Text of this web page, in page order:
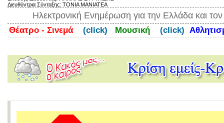
Διευθύντρια Σύνταξης: ΤΟΝΙΑ ΜΑΝΙΑΤΕΑ
Ηλεκτρονική Ενημέρωση για την Ελλάδα και
Θέατρο - Σινεμά (click) Μουσική (click)